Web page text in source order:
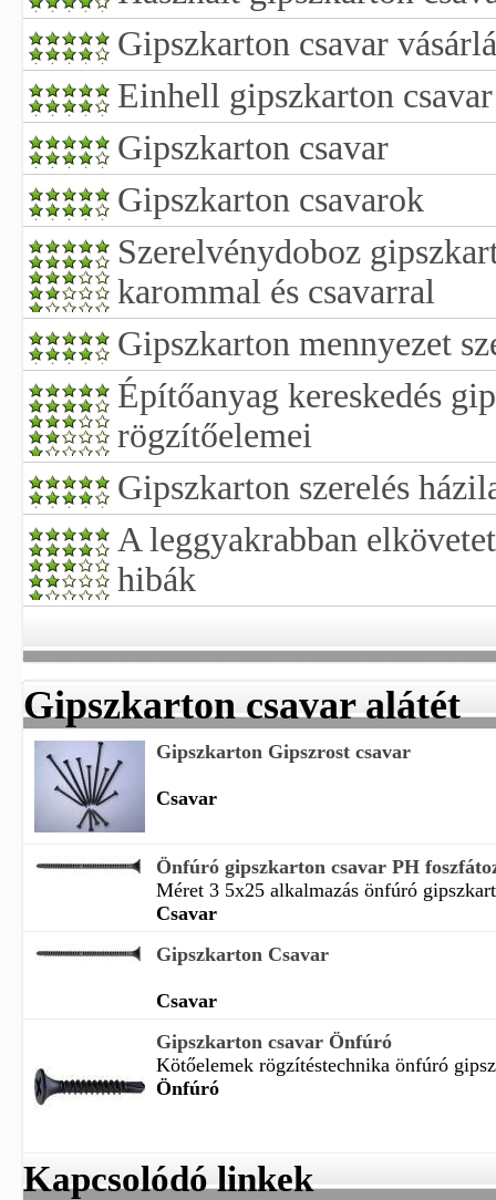
Gipszkarton csavar
Einhell gipszkarton
Gipszkarton csavar
Gipszkarton csavarok
Szerelvénydoboz
karommal és csavarral
Gipszkarton mennyezet
Építőanyag kereskedés
rögzítőelemei
Gipszkarton szerelés
A leggyakrabban
hibák
Gipszkarton csavar alátét
Gipszkarton Gipszrost csavar
Csavar
Önfúró gipszkarton csavar PH
Méret 3 5x25 alkalmazás önfúró
Csavar
Gipszkarton Csavar
Csavar
Gipszkarton csavar Önfúró
Kötőelemek rögzítéstechnika önfúró
Önfúró
Kapcsolódó linkek